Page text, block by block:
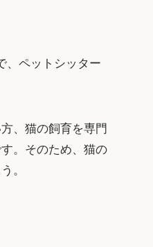
、ペットシッター
、猫の飼育を専門
。そのため、猫の
。